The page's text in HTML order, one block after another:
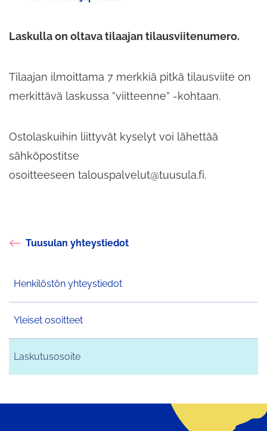
Tuusulan yhteystiedot
Henkilöstön yhteystiedot
Yleiset osoitteet
Laskutusosoite
palveluun
Laskulla on oltava tilaajan tilausviitenumero.
Tilaajan ilmoittama 7 merkkiä pitkä tilausviite on
merkittävä laskussa ”viitteenne” -kohtaan.
Ostolaskuihin liittyvät kyselyt voi lähettää
sähköpostitse
osoitteeseen talouspalvelut@tuusula.fi.